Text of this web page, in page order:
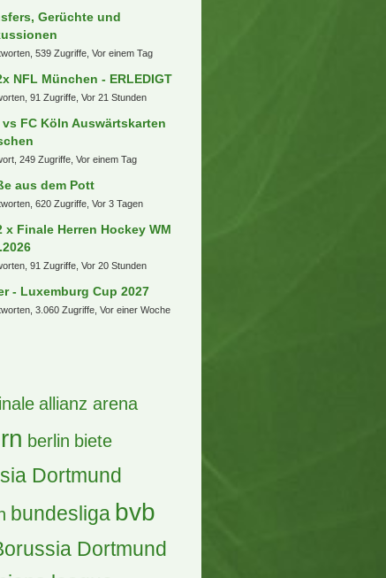
Mannheim
College Football Dublin Tcu -
Carolina
10 Zugriffe, Vor 43 Minuten
PKW (Kombi o.ä.)
424 Zugriffe, Vor einem Tag
Broilers Heute Loreley
72 Zugriffe, Vor 6 Stunden
539 Zugriffe, Vor einem Tag
NFL München - ERLEDIGT
91 Zugriffe, Vor 21 Stunden
vs FC Köln Auswärtskarten
249 Zugriffe, Vor einem Tag
aus dem Pott